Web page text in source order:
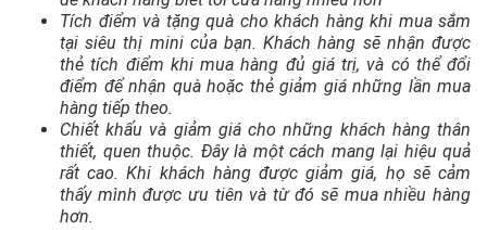
Tích điểm và tặng quà cho khách hàng khi mua sắm
tại siêu thị mini của bạn. Khách hàng sẽ nhận được
thẻ tích điểm khi mua hàng đủ giá trị, và có thể đổi
điểm để nhận quà hoặc thẻ giảm giá những lần mua
hàng tiếp theo.
Chiết khấu và giảm giá cho những khách hàng thân
thiết, quen thuộc. Đây là một cách mang lại hiệu quả
rất cao. Khi khách hàng được giảm giá, họ sẽ cảm
thấy mình được ưu tiên và từ đó sẽ mua nhiều hàng
hơn.